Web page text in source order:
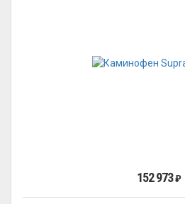
152 973₽